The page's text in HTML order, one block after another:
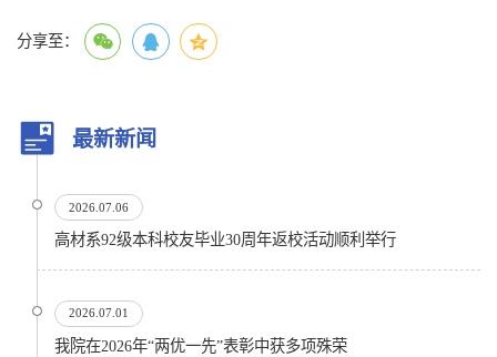
分享至：
最新新闻
2026.07.06
高材系92级本科校友毕业30周年返校活动顺利举行
2026.07.01
我院在2026年“两优一先”表彰中获多项殊荣